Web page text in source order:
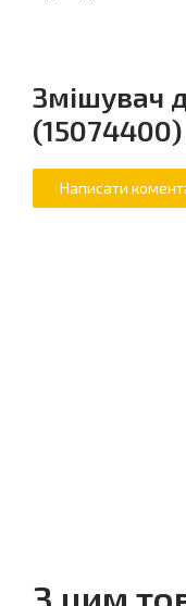
Змішувач
(15074400)
З цим